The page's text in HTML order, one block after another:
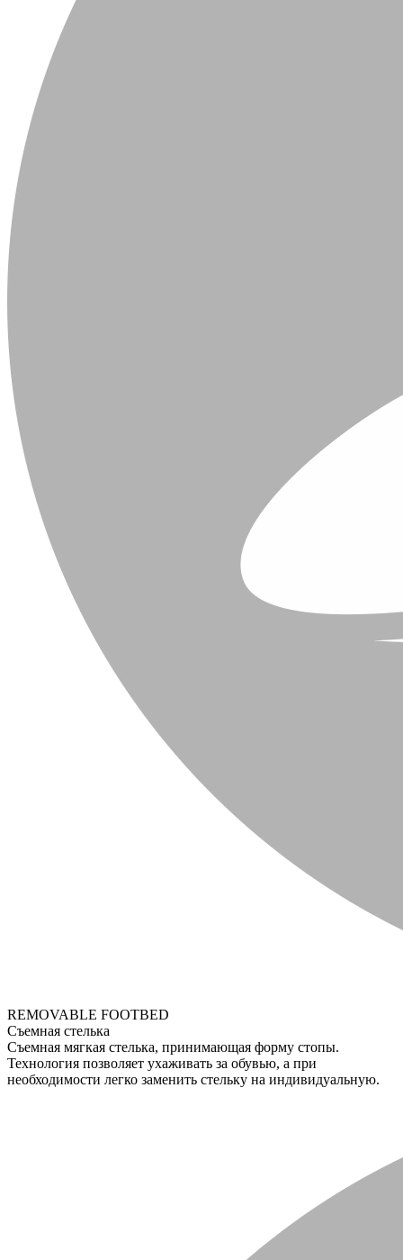
REMOVABLE FOOTBED
Съемная стелька
Съемная мягкая стелька, принимающая форму стопы.
Технология позволяет ухаживать за обувью, а при
необходимости легко заменить стельку на индивидуальную.